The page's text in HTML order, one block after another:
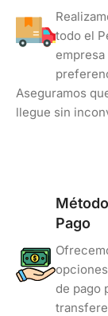
todo el
empresa
Aseguramos
llegue sin
Pago
de pago